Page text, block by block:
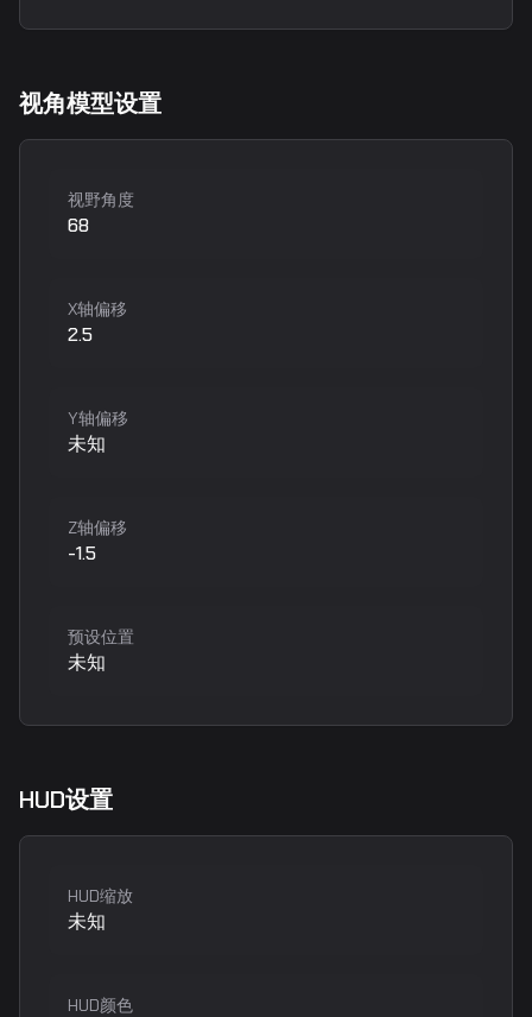
视角模型设置
视野角度
68
X轴偏移
2.5
Y轴偏移
未知
Z轴偏移
-1.5
预设位置
未知
HUD设置
HUD缩放
未知
HUD颜色